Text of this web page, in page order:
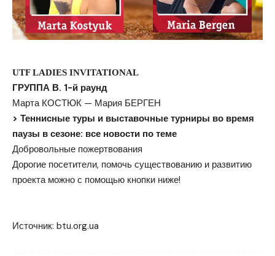
UTF LADIES INVITATIONAL
ГРУППА В. 1-й раунд
Марта КОСТЮК — Мария БЕРГЕН
> Теннисные туры и выставочные турниры во время
паузы в сезоне: все новости по теме
Добровольные пожертвования
Дорогие посетители, помочь существованию и развитию
проекта можно с помощью кнопки ниже!
Источник: btu.org.ua